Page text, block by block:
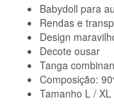
Babydoll para
Rendas e
Design
Decote ousar
Tanga
Composição:
Tamanho L / XL